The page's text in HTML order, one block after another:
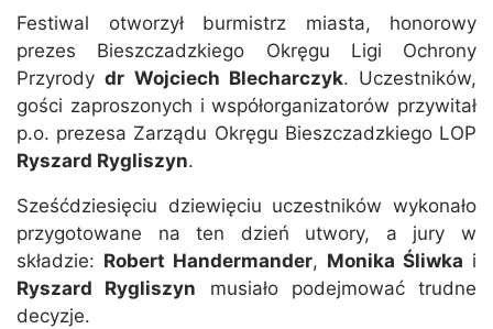
Festiwal otworzył burmistrz miasta, honorowy
prezes Bieszczadzkiego Okręgu Ligi Ochrony
Przyrodydr Wojciech Blecharczyk. Uczestników,
gości zaproszonych i współorganizatorów przywitał
p.o. prezesa Zarządu Okręgu Bieszczadzkiego LOP
Ryszard Rygliszyn.
Sześćdziesięciu dziewięciu uczestników wykonało
przygotowane na ten dzień utwory, a jury w
składzie: Robert Handermander, Monika Śliwka i
Ryszard Rygliszyn musiało podejmować trudne
decyzje.